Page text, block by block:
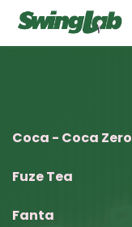
Se rendre au contenu
Coca - Coca Zero
Fuze Tea
Fanta